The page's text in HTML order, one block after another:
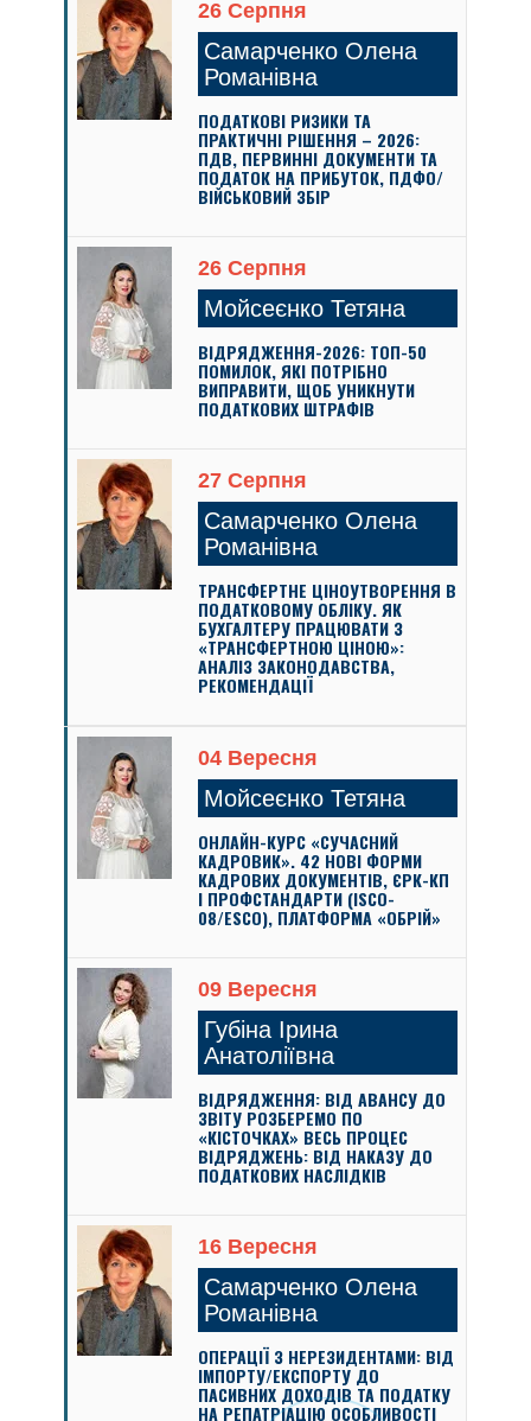
26 Серпня
Самарченко Олена
Романівна
ПОДАТКОВІ РИЗИКИ ТА
ПРАКТИЧНІ РІШЕННЯ – 2026:
ПДВ, ПЕРВИННІ ДОКУМЕНТИ ТА
ПОДАТОК НА ПРИБУТОК, ПДФО/
ВІЙСЬКОВИЙ ЗБІР
26 Серпня
Мойсеєнко Тетяна
ВІДРЯДЖЕННЯ-2026: ТОП-50
ПОМИЛОК, ЯКІ ПОТРІБНО
ВИПРАВИТИ, ЩОБ УНИКНУТИ
ПОДАТКОВИХ ШТРАФІВ
27 Серпня
Самарченко Олена
Романівна
ТРАНСФЕРТНЕ ЦІНОУТВОРЕННЯ В
ПОДАТКОВОМУ ОБЛІКУ. ЯК
БУХГАЛТЕРУ ПРАЦЮВАТИ З
«ТРАНСФЕРТНОЮ ЦІНОЮ»:
АНАЛІЗ ЗАКОНОДАВСТВА,
РЕКОМЕНДАЦІЇ
04 Вересня
Мойсеєнко Тетяна
ОНЛАЙН-КУРС «СУЧАСНИЙ
КАДРОВИК». 42 НОВІ ФОРМИ
КАДРОВИХ ДОКУМЕНТІВ, ЄРК-КП
І ПРОФСТАНДАРТИ (ISCO-
08/ESCO), ПЛАТФОРМА «ОБРІЙ»
09 Вересня
Губіна Ірина
Анатоліївна
ВІДРЯДЖЕННЯ: ВІД АВАНСУ ДО
ЗВІТУ РОЗБЕРЕМО ПО
«КІСТОЧКАХ» ВЕСЬ ПРОЦЕС
ВІДРЯДЖЕНЬ: ВІД НАКАЗУ ДО
ПОДАТКОВИХ НАСЛІДКІВ
16 Вересня
Самарченко Олена
Романівна
ОПЕРАЦІЇ З НЕРЕЗИДЕНТАМИ: ВІД
ІМПОРТУ/ЕКСПОРТУ ДО
ПАСИВНИХ ДОХОДІВ ТА ПОДАТКУ
НА РЕПАТРІАЦІЮ ОСОБЛИВОСТІ